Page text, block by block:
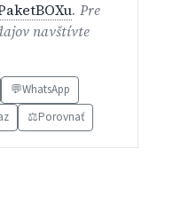
. Pre
navštívte
💬WhatsApp
⚖️Porovnať